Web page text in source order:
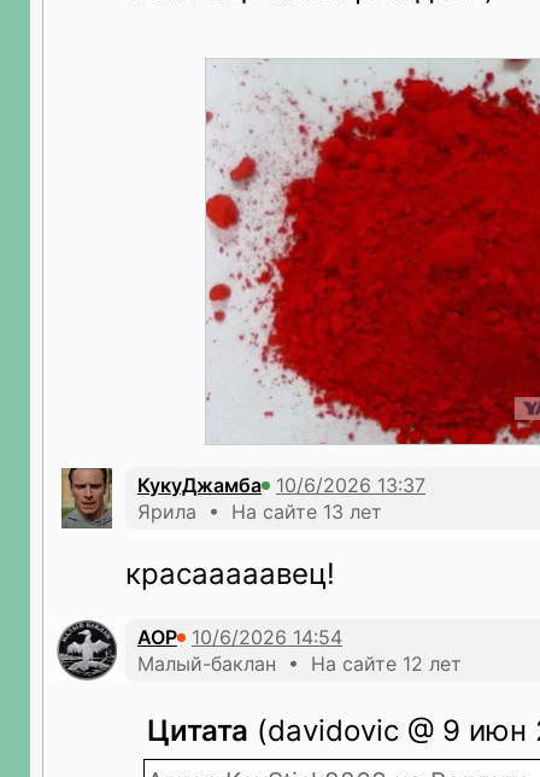
КукуДжамба
Ярила • На сайте 13 лет
красааааавец!
AOP
Малый-баклан • На сайте 12 лет
Цитата (davidovic @ 9 июн